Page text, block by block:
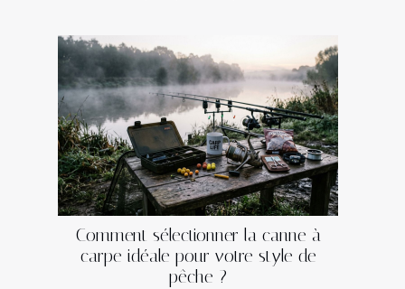
Comment sélectionner la canne à
carpe idéale pour votre style de
pêche ?